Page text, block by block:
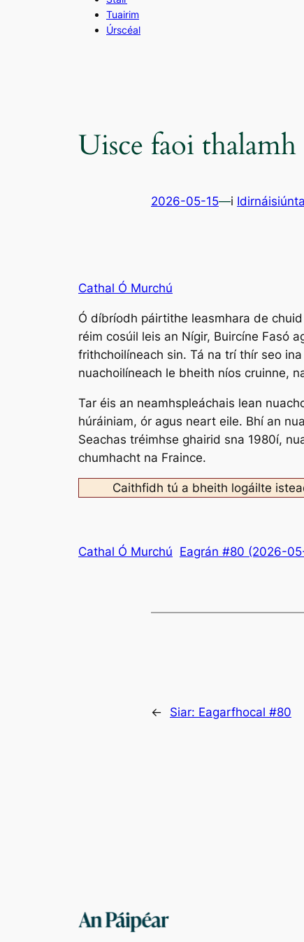
Tuairim
Úrscéal
Uisce faoi
2026-05-15—i Idirnáisiúnta
Cathal Ó Murchú
Ó díbríodh páirtithe leasmhara de
réim cosúil leis an Nígir, Buircíne Fasó
frithchoilíneach sin. Tá na trí thír seo
nuachoilíneach le bheith níos cruinne,
Tar éis an neamhspleáchais lean
húráiniam, ór agus neart eile. Bhí an
Seachas tréimhse ghairid sna 1980í,
chumhacht na Fraince.
Caithfidh tú a bheith logáilte
Cathal Ó Murchú Eagrán #80 (2026-
← Siar: Eagarfhocal #80